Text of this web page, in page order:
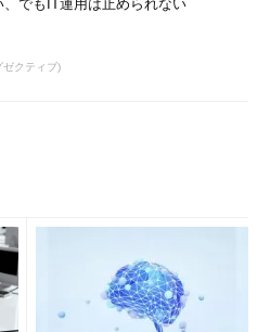
、でもIT運用は止められない
ゼクティブ)